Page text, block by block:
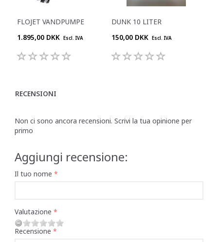
FLOJET VANDPUMPE
1.895,00 DKK Escl. IVA
DUNK 10 LITER
150,00 DKK Escl. IVA
RECENSIONI
Non ci sono ancora recensioni. Scrivi la tua opinione per
primo
Aggiungi recensione:
Il tuo nome
Valutazione
Recensione